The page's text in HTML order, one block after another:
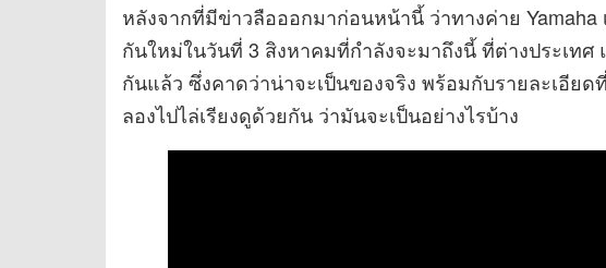
หลังจากที่มีข่าวลือออกมาก่อนหน้านี้ ว่าทางค่าย Yamaha
กันใหม่ในวันที่ 3 สิงหาคมที่กำลังจะมาถึงนี้ ที่ต่างประเท
กันแล้ว ซึ่งคาดว่าน่าจะเป็นของจริง พร้อมกับรายละเอียด
ลองไปไล่เรียงดูด้วยกัน ว่ามันจะเป็นอย่างไรบ้าง